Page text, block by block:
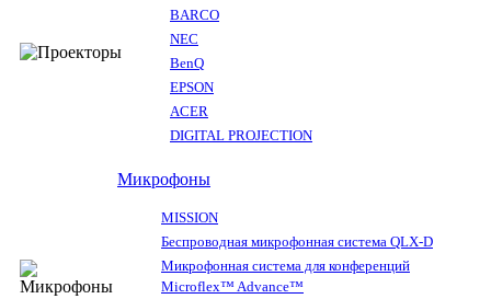
BARCO
NEC
BenQ
EPSON
ACER
DIGITAL PROJECTION
Микрофоны
MISSION
Беспроводная микрофонная система QLX-D
Микрофонная система для конференций
Microflex™ Advance™